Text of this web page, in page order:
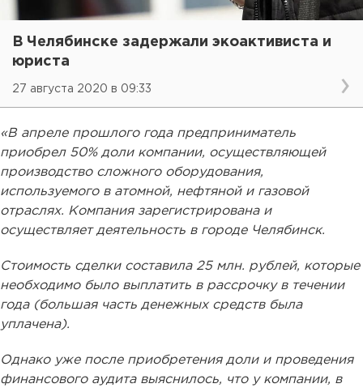
В Челябинске задержали экоактивиста и
юриста
27 августа 2020 в 09:33
«В апреле прошлого года предприниматель
приобрел 50% доли компании, осуществляющей
производство сложного оборудования,
используемого в атомной, нефтяной и газовой
отраслях. Компания зарегистрирована и
осуществляет деятельность в городе Челябинск.
Стоимость сделки составила 25 млн. рублей, которые
необходимо было выплатить в рассрочку в течении
года (большая часть денежных средств была
уплачена).
Однако уже после приобретения доли и проведения
финансового аудита выяснилось, что у компании, в